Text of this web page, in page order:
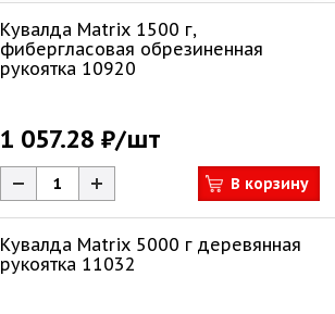
Кувалда Matrix 1500 г,
фибергласовая обрезиненная
рукоятка 10920
1 057.28 ₽/шт
В корзину
Кувалда Matrix 5000 г деревянная
рукоятка 11032